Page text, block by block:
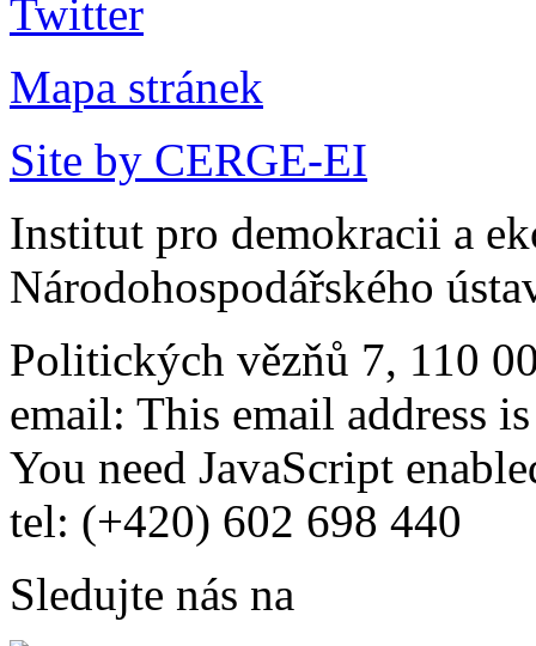
Mapa stránek
Site by CERGE-EI
Institut pro demokracii a
Národohospodářského
Politických vězňů 7, 110
email: This email address
You need JavaScript
tel: (+420) 602 698 440
Sledujte nás na